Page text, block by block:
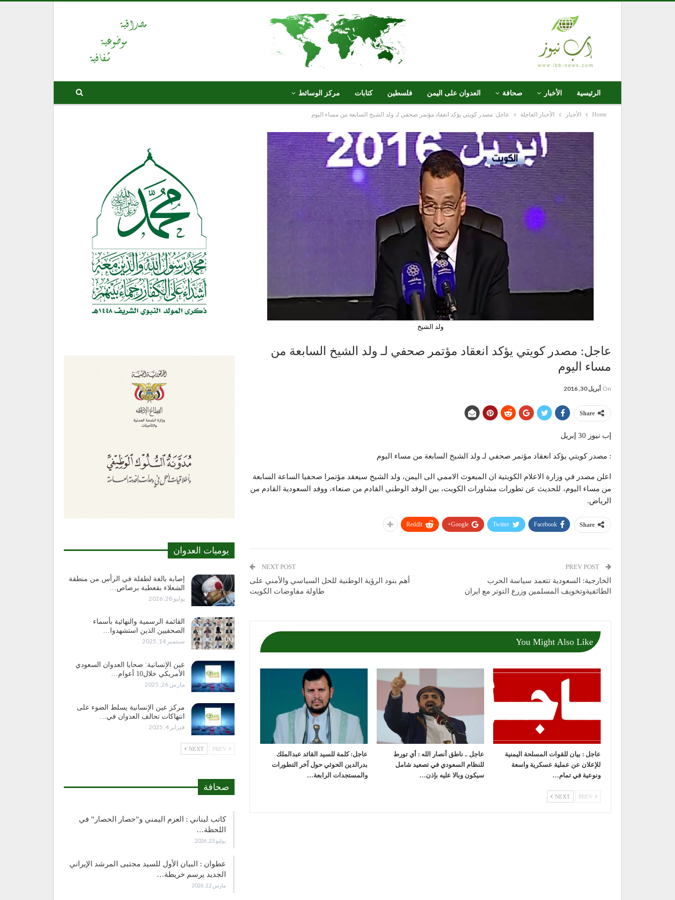
الرئيسية الأخبار صحافة العدوان على اليمن فلسطين كتابات مركز الوسائط
Home الأخبار الأخبار العاجلة عاجل: مصدر كويتي يؤكد انعقاد مؤتمر صحفي لـ ولد الشيخ السابعة من مساء اليوم
ولد الشيخ
عاجل: مصدر كويتي يؤكد انعقاد مؤتمر صحفي لـ ولد الشيخ السابعة من
مساء اليوم
On أبريل 30, 2016
Share
إب نيوز 30 إبريل
: مصدر كويتي يؤكد انعقاد مؤتمر صحفي لـ ولد الشيخ السابعة من مساء اليوم
اعلن مصدر في وزارة الاعلام الكويتية ان المبعوث الاممي الى اليمن، ولد الشيخ سيعقد مؤتمرا صحفيا الساعة السابعة
من مساء اليوم، للحديث عن تطورات مشاورات الكويت، بين الوفد الوطني القادم من صنعاء، ووفد السعودية القادم من
الرياض.
Share
Facebook
Twitter
Google+
ReddIt
الخارجية: السعودية تتعمد سياسة الحرب
الطائفيةوتخويف المسلمين وزرع التوتر مع ايران
NEXT POST
أهم بنود الرؤية الوطنية للحل السياسي والأمني على
طاولة مفاوضات الكويت
You Might Also Like
عاجل : بيان للقوات المسلحة اليمنية
للإعلان عن عملية عسكرية واسعة
ونوعية في تمام…
عاجل .. ناطق أنصار الله : أي تورط
للنظام السعودي في تصعيد شامل
سيكون وبالا عليه بإذن…
عاجل: كلمة للسيد القائد عبدالملك
بدرالدين الحوثي حول آخر التطورات
والمستجدات الرابعة…
NEXT
يوميات العدوان
إصابة بالغة لطفلة في الرأس من منطقة
الشعلاء بقعطبة برصاص…
يوليو 28, 2026
القائمة الرسمية والنهائية بأسماء
الصحفيين الذين استشهدوا…
سبتمبر 14, 2025
عين الإنسانية: ضحايا العدوان السعودي
الأمريكي خلال10 أعوام…
مارس 26, 2025
مركز عين الإنسانية يسلط الضوء على
انتهاكات تحالف العدوان في…
فبراير 4, 2025
NEXT
صحافة
كاتب لبناني : العزم اليمني و”حصار الحصار” في
اللحظة…
يوليو 23, 2026
عطوان : البيان الأول للسيد مجتبى المرشد الإيراني
الجديد يرسم خريطة…
مارس 12, 2026